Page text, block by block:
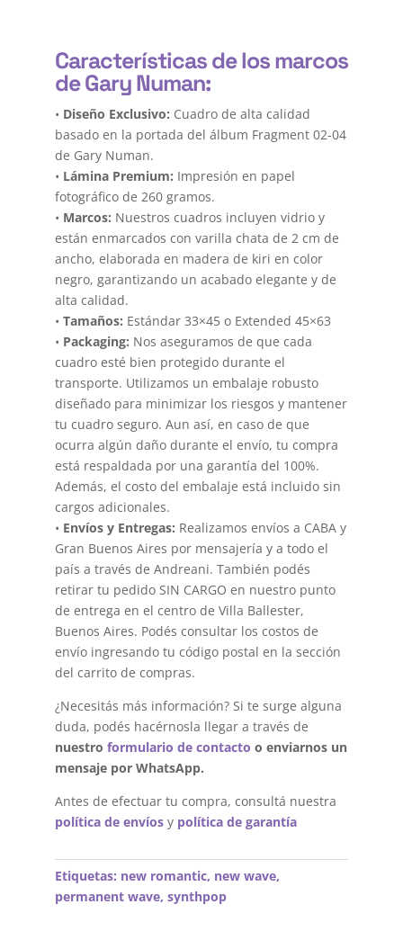
Características de los marcos
de Gary Numan:
• Diseño Exclusivo: Cuadro de alta calidad
basado en la portada del álbum Fragment 02-04
de Gary Numan.
• Lámina Premium: Impresión en papel
fotográfico de 260 gramos.
• Marcos: Nuestros cuadros incluyen vidrio y
están enmarcados con varilla chata de 2 cm de
ancho, elaborada en madera de kiri en color
negro, garantizando un acabado elegante y de
alta calidad.
• Tamaños: Estándar 33×45 o Extended 45×63
• Packaging: Nos aseguramos de que cada
cuadro esté bien protegido durante el
transporte. Utilizamos un embalaje robusto
diseñado para minimizar los riesgos y mantener
tu cuadro seguro. Aun así, en caso de que
ocurra algún daño durante el envío, tu compra
está respaldada por una garantía del 100%.
Además, el costo del embalaje está incluido sin
cargos adicionales.
• Envíos y Entregas: Realizamos envíos a CABA y
Gran Buenos Aires por mensajería y a todo el
país a través de Andreani. También podés
retirar tu pedido SIN CARGO en nuestro punto
de entrega en el centro de Villa Ballester,
Buenos Aires. Podés consultar los costos de
envío ingresando tu código postal en la sección
del carrito de compras.
¿Necesitás más información? Si te surge alguna
duda, podés hacérnosla llegar a través de
nuestro formulario de contacto o enviarnos un
mensaje por WhatsApp.
Antes de efectuar tu compra, consultá nuestra
política de envíosy política de garantía
Etiquetas: new romantic, new wave,
permanent wave, synthpop